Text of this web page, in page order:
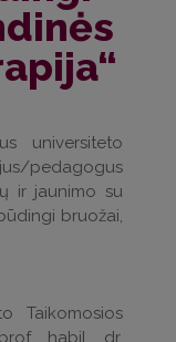
universiteto
pedagogus
ir jaunimo su
bruožai,
Taikomosios
habil. dr.